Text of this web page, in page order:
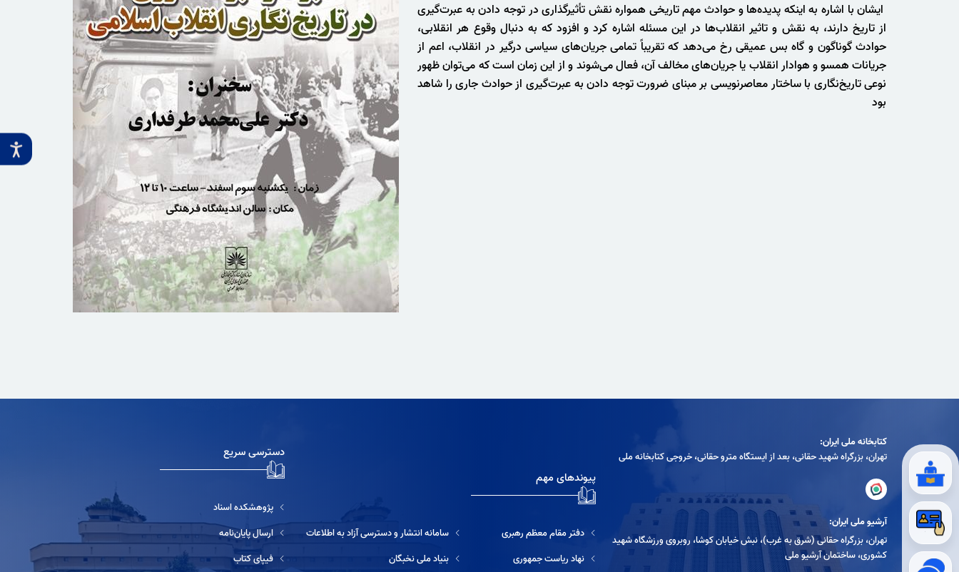
ایشان با اشاره به اینکه پدیده‌ها و حوادث مهم تاریخی همواره نقش تأثیرگذاری در توجه دادن به عبرت‌گیری
از تاریخ دارند، به نقش و تاثیر انقلاب‌ها در این مسئله اشاره کرد و افزود که به دنبال وقوع هر انقلابی،
حوادث گوناگون و گاه بس عمیقی رخ می‌دهد که تقریباً تمامی جریان‌های سیاسی درگیر در انقلاب، اعم از
جریانات همسو و هوادار انقلاب یا جریان‌های مخالف آن، فعال می‌شوند و از این زمان است که می‌توان ظهور
نوعی تاریخ‌نگاری با ساختار معاصرنویسی بر مبنای ضرورت توجه دادن به عبرت‌گیری از حوادث جاری را شاهد
بود
کتابخانه ملی ایران:
تهران، بزرگراه شهيد حقانی، بعد از ايستگاه مترو حقانی، خروجی كتابخانه ملی
آرشیو ملی ایران:
تهران، بزرگراه حقانی (شرق به غرب)، نبش خیابان کوشا، روبروی ورزشگاه شهید
کشوری، ساختمان آرشیو ملی
پیوندهای مهم
دسترسی سریع